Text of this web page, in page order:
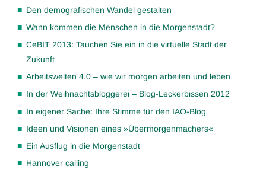
Den demografischen Wandel gestalten
Wann kommen die Menschen in die Morgenstadt?
CeBIT 2013: Tauchen Sie ein in die virtuelle Stadt der
Zukunft
Arbeitswelten 4.0 – wie wir morgen arbeiten und leben
In der Weihnachtsbloggerei – Blog-Leckerbissen 2012
In eigener Sache: Ihre Stimme für den IAO-Blog
Ideen und Visionen eines »Übermorgenmachers«
Ein Ausflug in die Morgenstadt
Hannover calling